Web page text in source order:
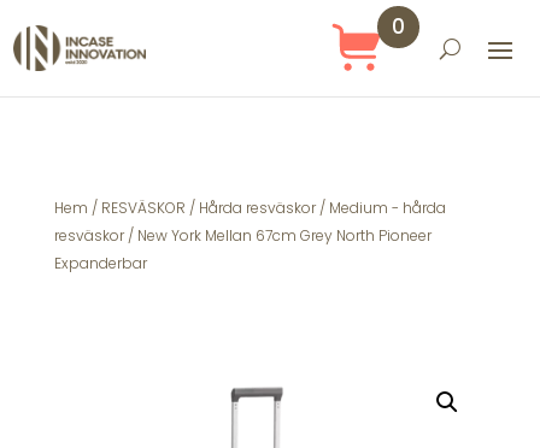
0
Hem / RESVÄSKOR / Hårda resväskor/ Medium - hårda
resväskor/ New York Mellan 67cm Grey North Pioneer
Expanderbar